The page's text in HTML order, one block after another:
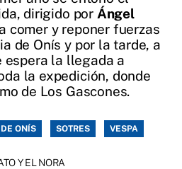
dirigido por Ángel
comer y reponer fuerzas
de Onís y por la tarde, a
espera la llegada a
la expedición, donde
de Los Gascones.
ONÍS SOTRES VESPA
Y EL NORA